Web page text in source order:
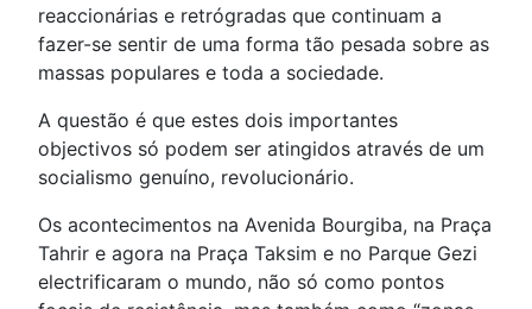
reaccionárias e retrógradas que continuam a
fazer-se sentir de uma forma tão pesada sobre as
massas populares e toda a sociedade.
A questão é que estes dois importantes
objectivos só podem ser atingidos através de um
socialismo genuíno, revolucionário.
Os acontecimentos na Avenida Bourgiba, na Praça
Tahrir e agora na Praça Taksim e no Parque Gezi
electrificaram o mundo, não só como pontos